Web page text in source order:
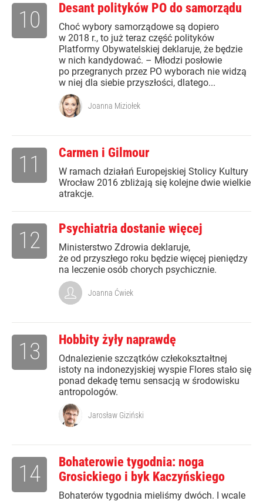
Desant polityków PO do samorządu
Choć wybory samorządowe są dopiero
w 2018 r., to już teraz część polityków
Platformy Obywatelskiej deklaruje, że będzie
w nich kandydować. – Młodzi posłowie
po przegranych przez PO wyborach nie widzą
w niej dla siebie przyszłości, dlatego...
10
Joanna Miziołek
Carmen i Gilmour
W ramach działań Europejskiej Stolicy Kultury
Wrocław 2016 zbliżają się kolejne dwie wielkie
atrakcje.
11
Psychiatria dostanie więcej
Ministerstwo Zdrowia deklaruje,
że od przyszłego roku będzie więcej pieniędzy
na leczenie osób chorych psychicznie.
12
Joanna Ćwiek
Hobbity żyły naprawdę
Odnalezienie szczątków człekokształtnej
istoty na indonezyjskiej wyspie Flores stało się
ponad dekadę temu sensacją w środowisku
antropologów.
13
Jarosław Giziński
Bohaterowie tygodnia: noga
Grosickiego i byk Kaczyńskiego
Bohaterów tygodnia mieliśmy dwóch. I wcale
14